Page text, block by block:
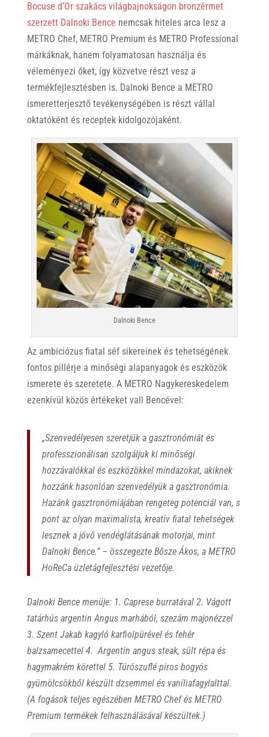
Bocuse d’Or szakács világbajnokságon bronzérmet
szerzett Dalnoki Bence nemcsak hiteles arca lesz a
METRO Chef, METRO Premium és METRO Professional
márkáknak, hanem folyamatosan használja és
véleményezi őket, így közvetve részt vesz a
termékfejlesztésben is. Dalnoki Bence a METRO
ismeretterjesztő tevékenységében is részt vállal
oktatóként és receptek kidolgozójaként.
Dalnoki Bence
Az ambiciózus fiatal séf sikereinek és tehetségének
fontos pillérje a minőségi alapanyagok és eszközök
ismerete és szeretete. A METRO Nagykereskedelem
ezenkívül közös értékeket vall Bencével:
„Szenvedélyesen szeretjük a gasztronómiát és
professzionálisan szolgáljuk ki minőségi
hozzávalókkal és eszközökkel mindazokat, akiknek
hozzánk hasonlóan szenvedélyük a gasztronómia.
Hazánk gasztronómiájában rengeteg potenciál van, s
pont az olyan maximalista, kreatív fiatal tehetségek
lesznek a jövő vendéglátásának motorjai, mint
Dalnoki Bence.” – összegezte Bősze Ákos, a METRO
HoReCa üzletágfejlesztési vezetője.
Dalnoki Bence menüje: 1. Caprese burratával 2. Vágott
tatárhús argentin Angus marhából, szezám majonézzel
3. Szent Jakab kagyló karfiolpürével és fehér
balzsamecettel 4. Argentin angus steak, sült répa és
hagymakrém körettel 5. Túrószuflé piros bogyós
gyümölcsökből készült dzsemmel és vaníliafagylalttal.
(A fogások teljes egészében METRO Chef és METRO
Premium termékek felhasználásával készültek.)